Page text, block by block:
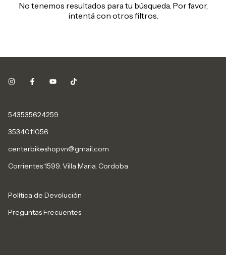
No tenemos resultados para tu búsqueda. Por favor,
intentá con otros filtros.
543535624259
3534011056
centerbikeshopvn@gmail.com
Corrientes 1599. Villa Maria, Cordoba
Política de Devolución
Preguntas Frecuentes